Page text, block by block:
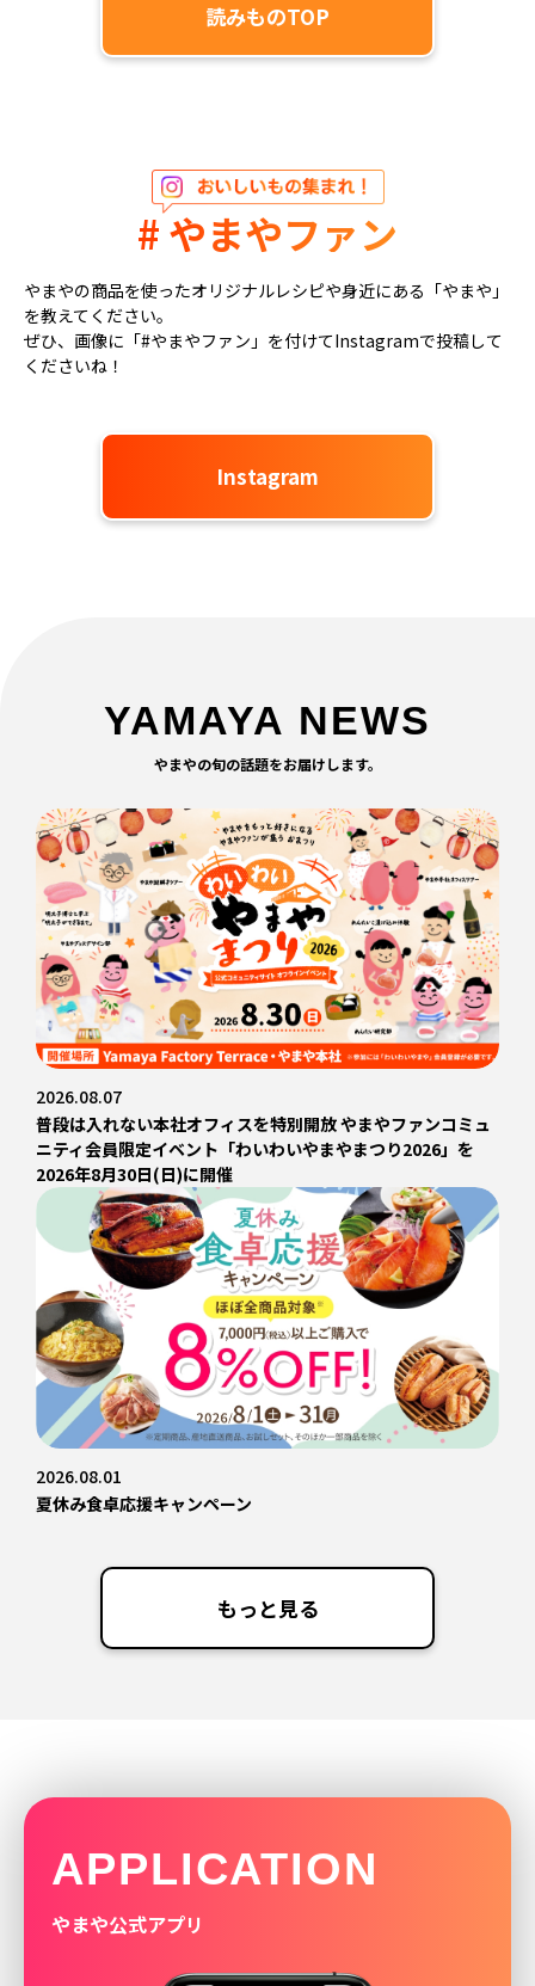
読みものTOP
# やまやファン
やまやの商品を使ったオリジナルレシピや身近にある「やまや」
を教えてください。
ぜひ、画像に「#やまやファン」を付けてInstagramで投稿して
くださいね！
Instagram
YAMAYA NEWS
やまやの旬の話題をお届けします。
2026.08.07
普段は入れない本社オフィスを特別開放 やまやファンコミュ
ニティ会員限定イベント「わいわいやまやまつり2026」を
2026年8月30日(日)に開催
2026.08.01
夏休み食卓応援キャンペーン
もっと見る
APPLICATION
やまや公式アプリ